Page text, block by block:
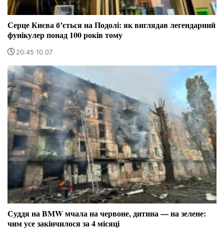
Серце Києва бʼється на Подолі: як виглядав легендарний
фунікулер понад 100 років тому
20:45 10.07
Суддя на BMW мчала на червоне, дитина — на зелене:
чим усе закінчилося за 4 місяці